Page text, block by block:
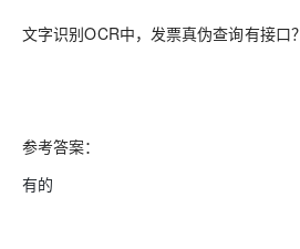
文字识别OCR中，发票真伪查询有接口？
参考答案：
有的